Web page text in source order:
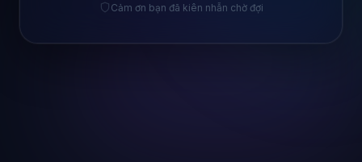
Cảm ơn bạn đã kiên nhẫn chờ đợi